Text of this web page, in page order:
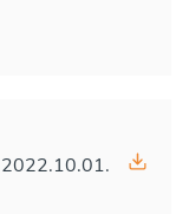
2022.10.01.